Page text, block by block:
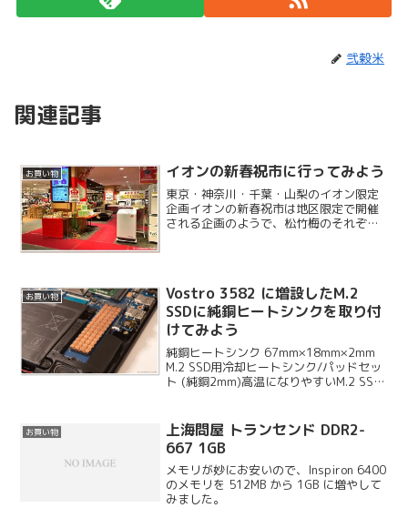
弐穀米
関連記事
お買い物 イオンの新春祝市に行ってみよう
東京・神奈川・千葉・山梨のイオン限定
企画イオンの新春祝市は地区限定で開催
される企画のようで、松竹梅のそれぞれ3
お買い物
Vostro 3582 に増設したM.2
SSDに純銅ヒートシンクを取り付
けてみよう
純銅ヒートシンク 67mm×18mm×2mm
M.2 SSD用冷却ヒートシンク/パッドセッ
ト (純銅2mm)高温になりやすいM.2 SSD
は発...
お買い物
上海問屋 トランセンド DDR2-
667 1GB
メモリが妙にお安いので、Inspiron 6400
のメモリを 512MB から 1GB に増やして
みました。